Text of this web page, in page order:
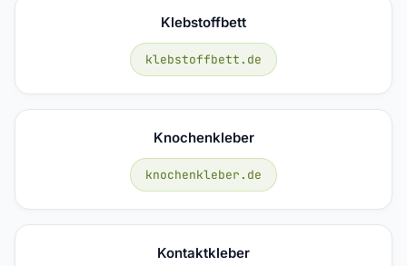
Klebstoffbett
klebstoffbett.de
Knochenkleber
knochenkleber.de
Kontaktkleber